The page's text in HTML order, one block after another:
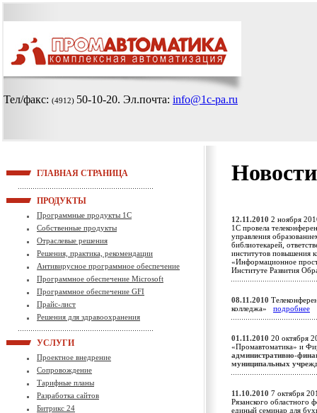
Тел/факс: (4912) 50-10-20. Эл.почта: info@1c-pa.ru
ГЛАВНАЯ СТРАНИЦА
ПРОДУКТЫ
Программные продукты 1С
Собственные продукты
Отраслевые решения
Решения, практика, рекомендации
Антивирусное программное обеспечение
Программное обеспечение Microsoft
Программное обеспечение GFI
Прайс-лист
Решения для здравоохранения
УСЛУГИ
Проектное внедрение
Сопровождение
Тарифные планы
Разработка сайтов
Битрикс 24
12.11.2010 2 ноября
1С провела
управления
библиотекарей,
институтов повышения
«Информационное
Институте Развития
08.11.2010
колледжа» подробнее
01.11.2010 20 октября
«Промавтоматика» и
административно-
муниципальных
11.10.2010 7 октября
Рязанского областного
единый семинар для